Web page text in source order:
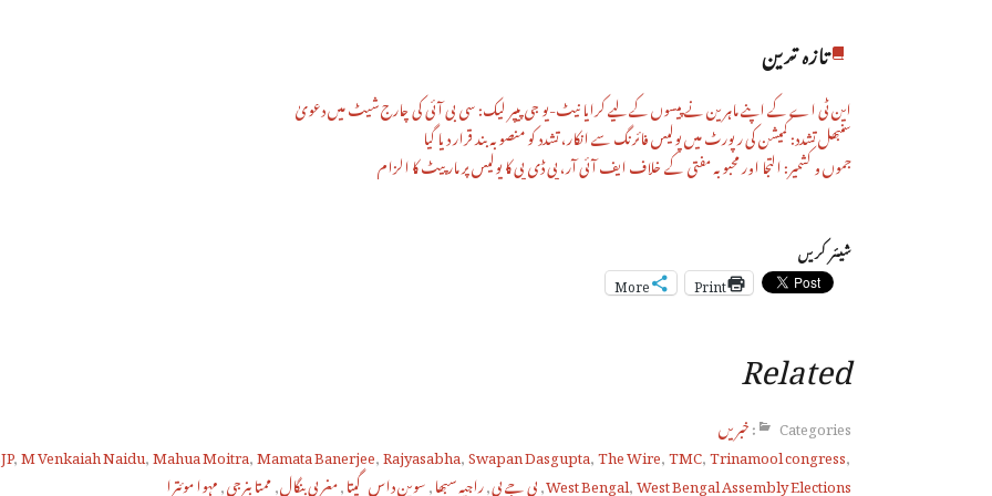
تازہ ترین
این ٹی اے کے اپنے ماہرین نے پیسوں کے لیے کرایا نیٹ-یو جی پیپر لیک: سی بی آئی کی چارج شیٹ میں دعویٰ
سنبھل تشدد: کمیشن کی رپورٹ میں پولیس فائرنگ سے انکار، تشدد کو منصوبہ بند قرار دیا گیا
جموں و کشمیر: التجا اور محبوبہ مفتی کے خلاف ایف آئی آر، پی ڈی پی کا پولیس پر مار پیٹ کا الزام
شیئر کریں
Print
More
Related
Categories: خبریں
,M Venkaiah Naidu,Mahua Moitra,Mamata Banerjee,Rajyasabha,Swapan Dasgupta,The Wire,TMC,Trinamool congress,
West Bengal,West Bengal Assembly Elections
,بی جے پی,راجیہ سبھا,سوپن داس گپتا,مغربی بنگال,ممتا بنرجی,مہوا موئترا